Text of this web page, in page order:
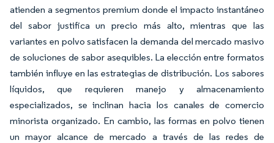
atienden a segmentos premium donde el impacto instantáneo
del sabor justifica un precio más alto, mientras que las
variantes en polvo satisfacen la demanda del mercado masivo
de soluciones de sabor asequibles. La elección entre formatos
también influye en las estrategias de distribución. Los sabores
líquidos, que requieren manejo y almacenamiento
especializados, se inclinan hacia los canales de comercio
minorista organizado. En cambio, las formas en polvo tienen
un mayor alcance de mercado a través de las redes de